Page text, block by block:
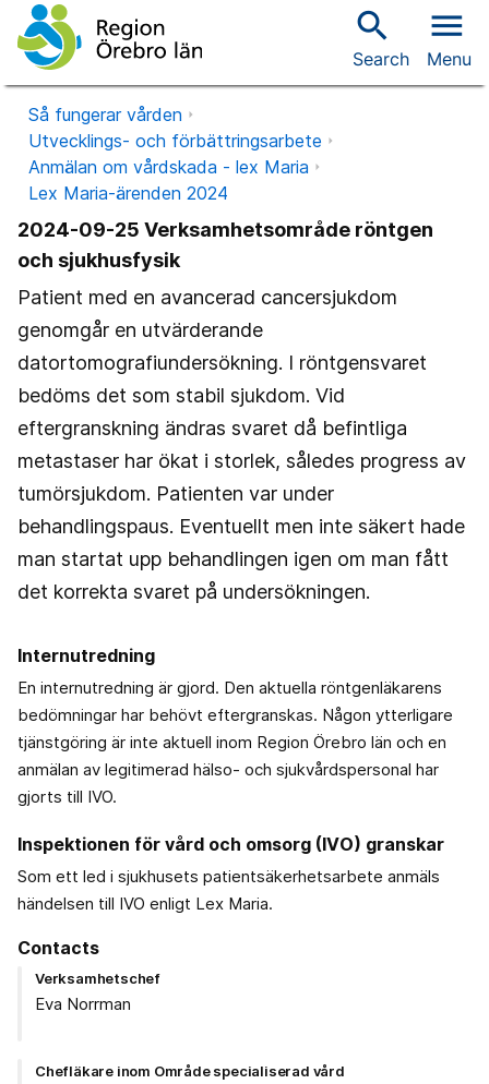
search
Search
menu
Menu
Så fungerar vården
Utvecklings- och förbättringsarbete
Anmälan om vårdskada - lex Maria
Lex Maria-ärenden 2024
2024-09-25 Verksamhetsområde röntgen
och sjukhusfysik
Patient med en avancerad cancersjukdom
genomgår en utvärderande
datortomografiundersökning. I röntgensvaret
bedöms det som stabil sjukdom. Vid
eftergranskning ändras svaret då befintliga
metastaser har ökat i storlek, således progress av
tumörsjukdom. Patienten var under
behandlingspaus. Eventuellt men inte säkert hade
man startat upp behandlingen igen om man fått
det korrekta svaret på undersökningen.
Internutredning
En internutredning är gjord. Den aktuella röntgenläkarens
bedömningar har behövt eftergranskas. Någon ytterligare
tjänstgöring är inte aktuell inom Region Örebro län och en
anmälan av legitimerad hälso- och sjukvårdspersonal har
gjorts till IVO.
Inspektionen för vård och omsorg (IVO) granskar
Som ett led i sjukhusets patientsäkerhetsarbete anmäls
händelsen till IVO enligt Lex Maria.
Contacts
Verksamhetschef
Eva Norrman
Chefläkare inom Område specialiserad vård